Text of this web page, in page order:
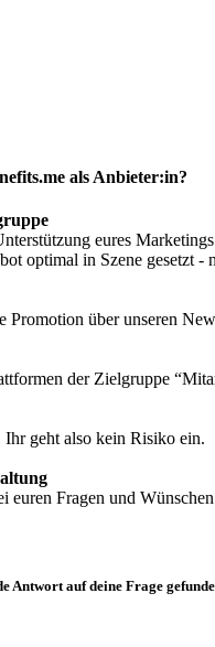
als Anbieter:in?
eures
optimal in Szene gesetzt
über unseren
der Zielgruppe
geht also kein Risiko ein.
euren Fragen und
Antwort auf deine Frage